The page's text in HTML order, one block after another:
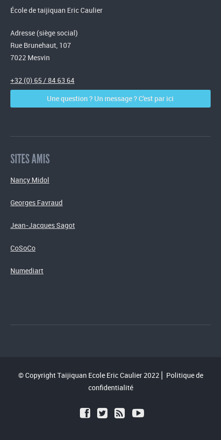
École de taijiquan Eric Caulier
Adresse (siège social)
Rue Brunehaut, 107
7022 Mesvin
+32 (0) 65 / 84 63 64
Une question ? Un message ? C'est par ici
SITES AMIS
Nancy Midol
Georges Favraud
Jean-Jacques Sagot
CoSoCo
Numediart
© Copyright Taijiquan Ecole Eric Caulier 2022⎪ Politique de
confidentialité